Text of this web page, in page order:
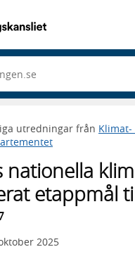
utredningar från Klimat-
nationella
etappmål
2025